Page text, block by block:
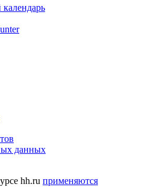
данных
hh.ru применяются